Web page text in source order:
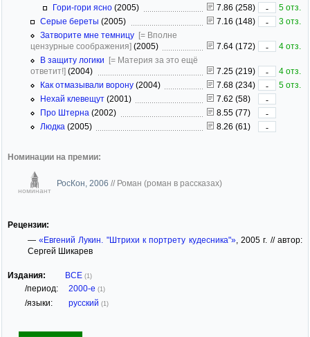
Гори-гори ясно (2005) 7.86 (258) -
5 отз.
Серые береты (2005) 7.16 (148) -
3 отз.
Затворите мне темницу [= Вполне
цензурные соображения] (2005) 7.64 (172) -
4 отз.
В защиту логики [= Материя за это ещё
ответит!] (2004) 7.25 (219) -
4 отз.
Как отмазывали ворону (2004) 7.68 (234) -
5 отз.
Нехай клевещут (2001) 7.62 (58)
-
Про Штерна (2002) 8.55 (77)
-
Людка (2005) 8.26 (61) -
Номинации на премии:
номинант
РосКон, 2006 // Роман (роман в рассказах)
Рецензии:
—«Евгений Лукин. "Штрихи к портрету кудесника"», 2005 г. // автор:
Сергей Шикарев
Издания: ВСЕ (1)
/период: 2000-е (1)
/языки: русский (1)